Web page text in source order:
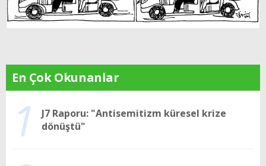
En Çok Okunanlar
1
J7 Raporu: "Antisemitizm küresel krize
dönüştü"